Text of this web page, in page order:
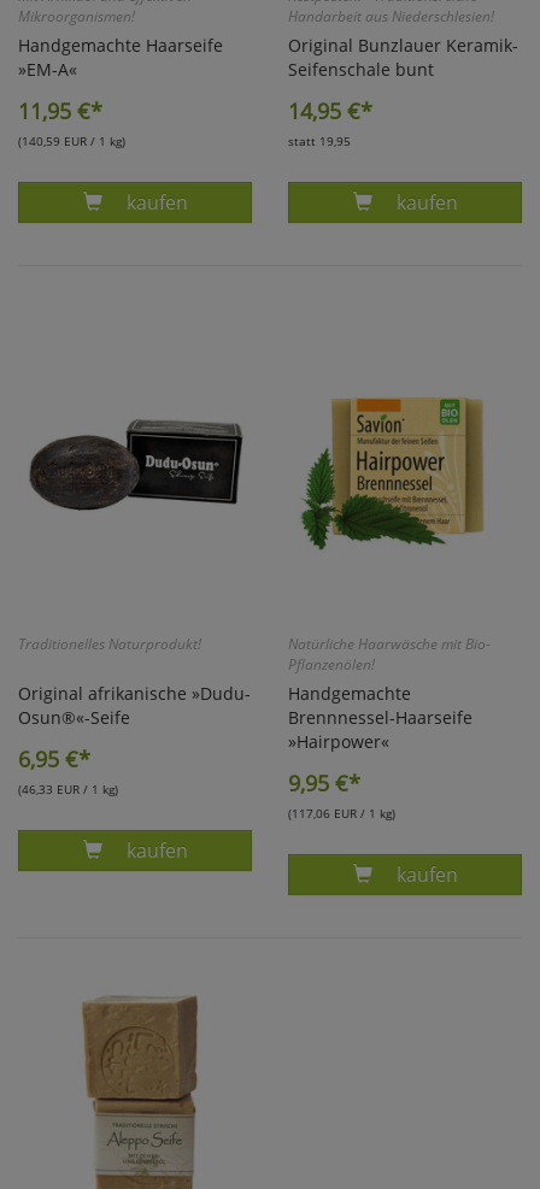
Mikroorganismen!
Handgemachte Haarseife
»EM-A«
11,95 €*
(140,59 EUR / 1 kg)
Produkt HAARSEIFE EM-A
kaufen
Handarbeit aus Niederschlesien!
Original Bunzlauer Keramik-
Seifenschale bunt
14,95 €*
statt 19,95
Produkt
kaufen
Traditionelles Naturprodukt!
Original afrikanische »Dudu-
Osun®«-Seife
6,95 €*
(46,33 EUR / 1 kg)
Produkt ORIGINAL DUDU-OSUN SEIFE
kaufen
Natürliche Haarwäsche mit Bio-
Pflanzenölen!
Handgemachte
Brennnessel-Haarseife
»Hairpower«
9,95 €*
(117,06 EUR / 1 kg)
Produkt
kaufen